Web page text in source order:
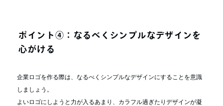
ポイント④：なるべくシンプルなデザインを
心がける
企業ロゴを作る際は、なるべくシンプルなデザインにすることを意識
しましょう。
よいロゴにしようと力が入るあまり、カラフル過ぎたりデザインが凝